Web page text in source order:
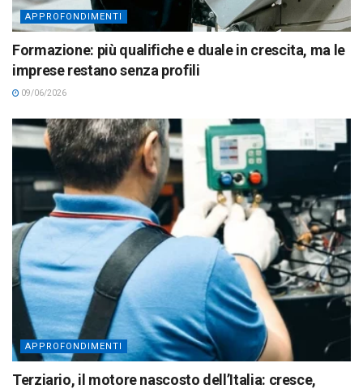
APPROFONDIMENTI
Formazione: più qualifiche e duale in crescita, ma le
imprese restano senza profili
09/06/2026
APPROFONDIMENTI
Terziario, il motore nascosto dell’Italia: cresce,